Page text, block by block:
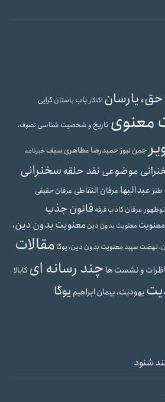
یارسان اکنکارباب باستان گرایی
معنوی تاریخ و شخصیت شناسی تصوف،
جمن نیوز حمیدرضا مظاهری سیفخبرنامه
موضوعی نقد حلقهسخنرانی
طنز عبدالبهاعرفان التقاطی عرفان حقیقی
عرفان کاذبفرقه قانون جذب
معنویت معنویت بدون دین معنویت بدون دین،
نهضت سپیدمعنویت بدون دین، یوگا مقالات
و نشست ها چند رسانه ای کابالا
یهودیت، پیمان ابراهیم یوگا
شنود